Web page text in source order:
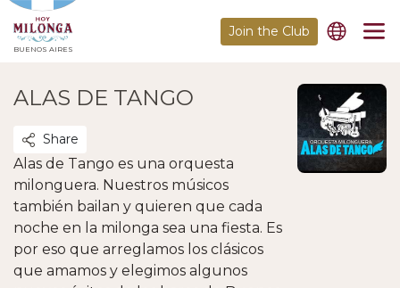
BUENOS AIRES
Join the Club
ALAS DE TANGO
Share
Alas de Tango es una orquesta
milonguera. Nuestros músicos
también bailan y quieren que cada
noche en la milonga sea una fiesta. Es
por eso que arreglamos los clásicos
que amamos y elegimos algunos